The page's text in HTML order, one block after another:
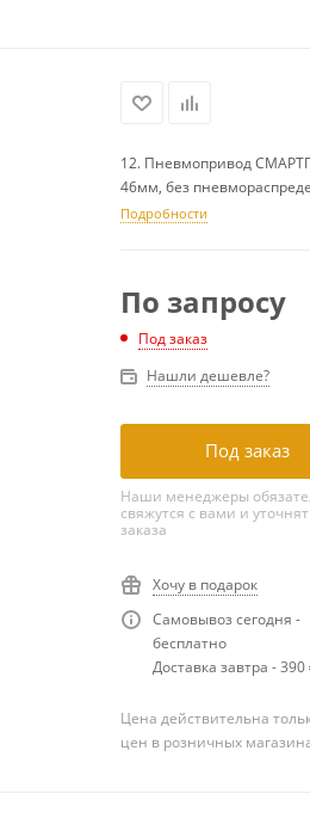
12. Пневмопривод
46мм, без
Подробности
По запросу
Под заказ
Нашли дешевле?
Под заказ
Наши менеджеры
свяжутся с вами и
заказа
Хочу в подарок
Самовывоз сегодня -
бесплатно
Доставка завтра - 390
Цена действительна
цен в розничных